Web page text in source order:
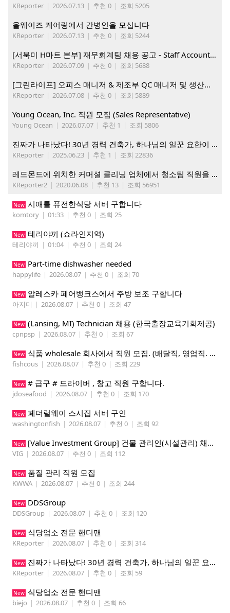
KReporter | 2026.07.13 | 추천 0 | 조회 5205
올웨이즈 케어링에서 간병인을 모십니다
KReporter | 2026.07.13 | 추천 0 | 조회 5244
[서북미 H마트 본부] 재무회계팀 채용 공고 - Staff Accountant
KReporter | 2026.07.09 | 추천 0 | 조회 5688
[그린라이프] 오피스 매니저 & 제조부 QC 매니저 및 생산직, 웨어하우스 직원 모집
KReporter | 2026.07.08 | 추천 0 | 조회 5889
Young Ocean, Inc. 직원 모집 (Sales Representative)
Young Ocean | 2026.07.07 | 추천 1 | 조회 5806
진짜가 나타났다! 30년 경력 건축가, 하나님의 일꾼 요한이 책임 시공합니다.
KReporter | 2025.06.23 | 추천 1 | 조회 22836
레드몬드에 위치한 커머셜 클리닝 업체에서 청소팀 직원을 모집합니다.
KReporter2 | 2020.06.08 | 추천 13 | 조회 56951
New 시애틀 퓨전한식당 서버 구합니다
komtory | 01:33 | 추천 0 | 조회 25
New 테리야끼 (쇼라인지역)
테리야끼 | 01:04 | 추천 0 | 조회 24
New Part-time dishwasher needed
happylife | 2026.08.07 | 추천 0 | 조회 70
New 알레스카 페어뱅크스에서 주방 보조 구합니다
아지미 | 2026.08.07 | 추천 0 | 조회 47
New (Lansing, MI) Technician 채용 (한국출장교육기회제공)
cpnpsp | 2026.08.07 | 추천 0 | 조회 67
New 식품 wholesale 회사에서 직원 모집. (배달직, 영업직. 창고 관리직)
fishcous | 2026.08.07 | 추천 0 | 조회 229
New # 급구 # 드라이버 , 창고 직원 구합니다.
jdoseafood | 2026.08.07 | 추천 0 | 조회 170
New 페더럴웨이 스시집 서버 구인
washingtonfish | 2026.08.07 | 추천 0 | 조회 92
New [Value Investment Group] 건물 관리인(시설관리) 채용 공고
VIG | 2026.08.07 | 추천 0 | 조회 112
New 품질 관리 직원 모집
KWWA | 2026.08.07 | 추천 0 | 조회 244
New DDSGroup
DDSGroup | 2026.08.07 | 추천 0 | 조회 120
New 식당업소 전문 핸디맨
KReporter | 2026.08.07 | 추천 0 | 조회 314
New 진짜가 나타났다! 30년 경력 건축가, 하나님의 일꾼 요한이 책임 시공합니다.
KReporter | 2026.08.07 | 추천 0 | 조회 59
New 식당업소 전문 핸디맨
biejo | 2026.08.07 | 추천 0 | 조회 66